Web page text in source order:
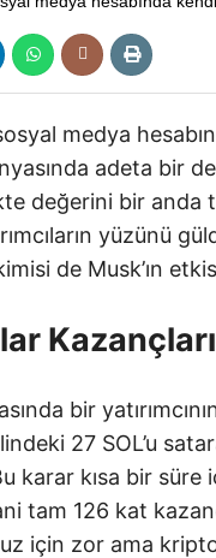
medya
adeta bir
değerini bir anda
yüzünü
de Musk’ın
bir
27 SOL’u
karar kısa bir süre
tam 126 kat
için zor ama